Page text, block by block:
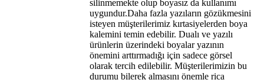
silinmemekte olup boyasız da kullanımı
uygundur.Daha fazla yazıların gözükmesini
isteyen müşterilerimiz kırtasiyelerden boya
kalemini temin edebilir. Dualı ve yazılı
ürünlerin üzerindeki boyalar yazının
önemini arttırmadığı için sadece görsel
olarak tercih edilebilir. Müşterilerimizin bu
durumu bilerek almasını önemle rica